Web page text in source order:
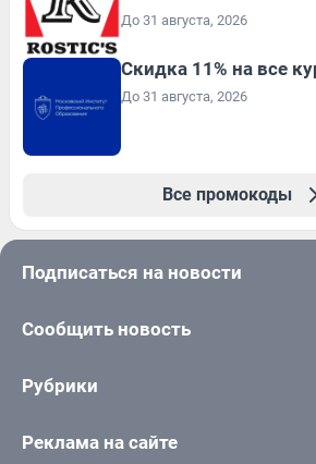
До 31 августа, 2026
Скидка 11% на все
До 31 августа, 2026
Все промокоды
Подписаться на новости
Сообщить новость
Рубрики
Реклама на сайте